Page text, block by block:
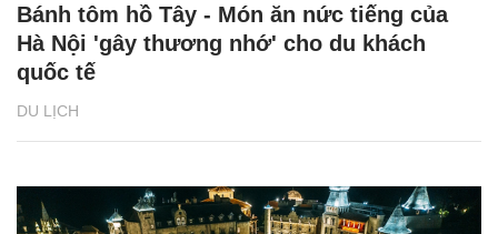
DU LỊCH
Bánh tôm hồ Tây - Món ăn nức tiếng của
Hà Nội 'gây thương nhớ' cho du khách
quốc tế